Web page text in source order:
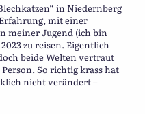
in Niedernberg
mit einer
meiner Jugend (ich bin
zu reisen. Eigentlich
beide Welten vertraut
So richtig krass hat
nicht verändert –